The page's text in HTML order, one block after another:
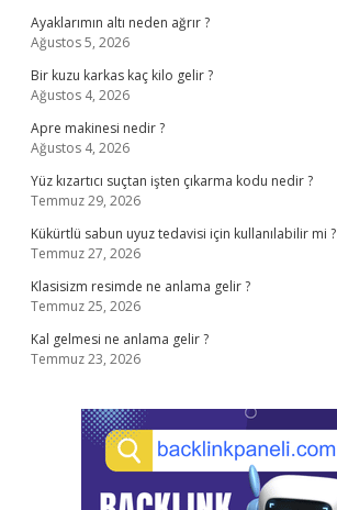
Ayaklarımın altı neden ağrır ?
Ağustos 5, 2026
Bir kuzu karkas kaç kilo gelir ?
Ağustos 4, 2026
Apre makinesi nedir ?
Ağustos 4, 2026
Yüz kızartıcı suçtan işten çıkarma kodu nedir ?
Temmuz 29, 2026
Kükürtlü sabun uyuz tedavisi için kullanılabilir mi ?
Temmuz 27, 2026
Klasisizm resimde ne anlama gelir ?
Temmuz 25, 2026
Kal gelmesi ne anlama gelir ?
Temmuz 23, 2026